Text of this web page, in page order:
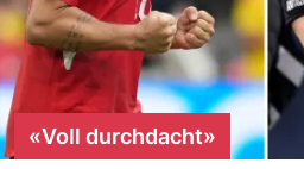
«Voll durchdacht»